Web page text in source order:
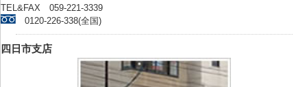
TEL&FAX 059-221-3339
0120-226-338(全国)
四日市支店